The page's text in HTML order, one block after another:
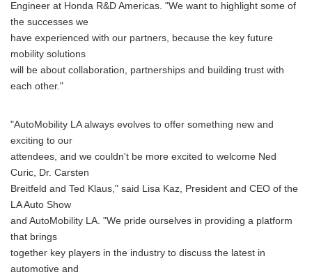
Engineer at Honda R&D Americas. "We want to highlight some of
the successes we
have experienced with our partners, because the key future
mobility solutions
will be about collaboration, partnerships and building trust with
each other."
"AutoMobility LA always evolves to offer something new and
exciting to our
attendees, and we couldn't be more excited to welcome Ned
Curic, Dr. Carsten
Breitfeld and Ted Klaus," said Lisa Kaz, President and CEO of the
LA Auto Show
and AutoMobility LA. "We pride ourselves in providing a platform
that brings
together key players in the industry to discuss the latest in
automotive and